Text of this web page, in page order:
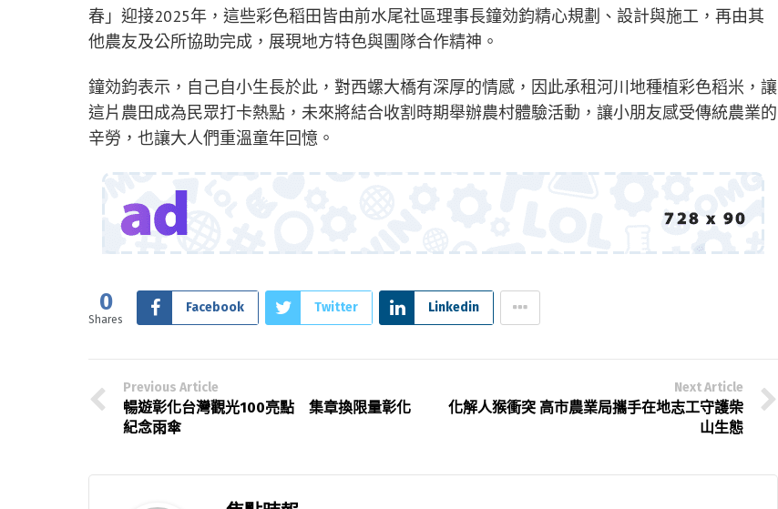
春」迎接2025年，這些彩色稻田皆由前水尾社區理事長鐘効鈞精心規劃、設計與施工，再由其
他農友及公所協助完成，展現地方特色與團隊合作精神。
鐘効鈞表示，自己自小生長於此，對西螺大橋有深厚的情感，因此承租河川地種植彩色稻米，讓
這片農田成為民眾打卡熱點，未來將結合收割時期舉辦農村體驗活動，讓小朋友感受傳統農業的
辛勞，也讓大人們重溫童年回憶。
0
Shares
Facebook Twitter Linkedin
Previous Article
暢遊彰化台灣觀光100亮點 集章換限量彰化
紀念雨傘
Next Article
化解人猴衝突 高市農業局攜手在地志工守護柴
山生態